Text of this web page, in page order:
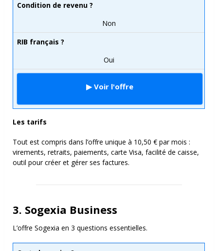
Condition de revenu ?
Non
RIB français ?
Oui
▶ Voir l'offre
Les tarifs
Tout est compris dans l’offre unique à 10,50 € par mois :
virements, retraits, paiements, carte Visa, facilité de caisse,
outil pour créer et gérer ses factures.
3. Sogexia Business
L’offre Sogexia en 3 questions essentielles.